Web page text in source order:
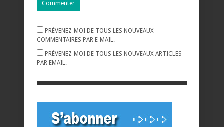
PRÉVENEZ-MOI DE TOUS LES NOUVEAUX
COMMENTAIRES PAR E-MAIL.
PRÉVENEZ-MOI DE TOUS LES NOUVEAUX ARTICLES
PAR EMAIL.